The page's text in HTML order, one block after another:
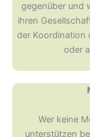
gegenüber und
ihren
der Koordination
oder
Wer keine
unterstützen